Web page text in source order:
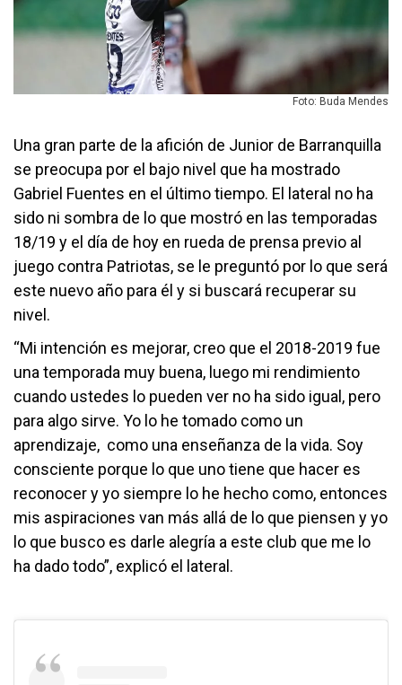
Foto: Buda Mendes
Una gran parte de la afición de Junior de Barranquilla
se preocupa por el bajo nivel que ha mostrado
Gabriel Fuentes en el último tiempo. El lateral no ha
sido ni sombra de lo que mostró en las temporadas
18/19 y el día de hoy en rueda de prensa previo al
juego contra Patriotas, se le preguntó por lo que será
este nuevo año para él y si buscará recuperar su
nivel.
“Mi intención es mejorar, creo que el 2018-2019 fue
una temporada muy buena, luego mi rendimiento
cuando ustedes lo pueden ver no ha sido igual, pero
para algo sirve. Yo lo he tomado como un
aprendizaje, como una enseñanza de la vida. Soy
consciente porque lo que uno tiene que hacer es
reconocer y yo siempre lo he hecho como, entonces
mis aspiraciones van más allá de lo que piensen y yo
lo que busco es darle alegría a este club que me lo
ha dado todo”, explicó el lateral.